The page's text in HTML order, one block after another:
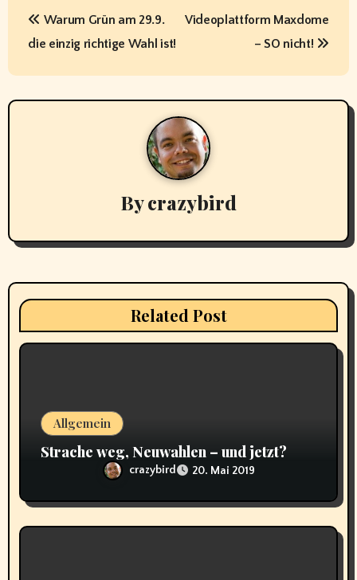
i
t
s
a
v
o
Warum Grün am 29.9.
die einzig richtige Wahl ist!
Videoplattform Maxdome
– SO nicht!
Bycrazybird
Related Post
Allgemein
Strache weg, Neuwahlen – und jetzt?
crazybird 20. Mai 2019